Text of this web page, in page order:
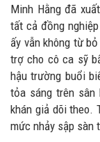
Minh Hằng đã
tất cả đồng
ấy vẫn không từ
trợ cho cô ca sỹ
hậu trường buổi
tỏa sáng trên sân
khán giả dõi theo.
mức nhảy sập sàn